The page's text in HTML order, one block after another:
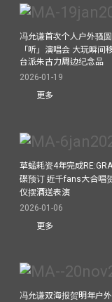
冯允谦首次个人户外骚
「听」演唱会 大玩瞬
台派朱古力周边纪念品
2026-01-19
更多
草蜢耗资4年完成
碟预订 近千fans大合唱
仪摆酒送表演
2026-01-06
更多
冯允谦双海报贺明年户